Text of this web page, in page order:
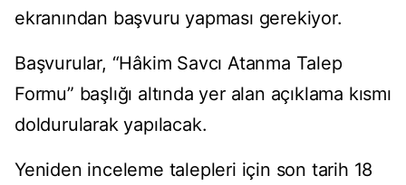
ekranından başvuru yapması gerekiyor.
Başvurular, “Hâkim Savcı Atanma Talep
Formu” başlığı altında yer alan açıklama kısmı
doldurularak yapılacak.
Yeniden inceleme talepleri için son tarih 18